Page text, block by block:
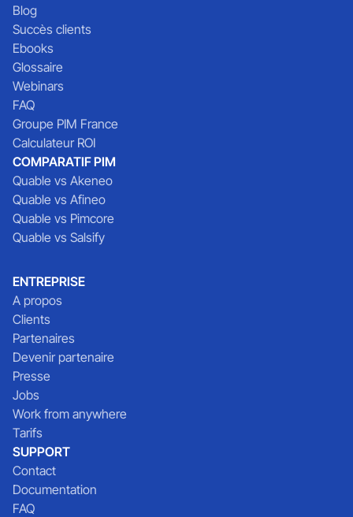
Blog
Succès clients
Ebooks
Glossaire
Webinars
FAQ
Groupe PIM France
Calculateur ROI
COMPARATIF PIM
Quable vs Akeneo
Quable vs Afineo
Quable vs Pimcore
Quable vs Salsify
ENTREPRISE
A propos
Clients
Partenaires
Devenir partenaire
Presse
Jobs
Work from anywhere
Tarifs
SUPPORT
Contact
Documentation
FAQ